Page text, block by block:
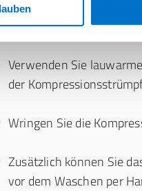
von Hand
Verwenden Sie
der
Wringen Sie die
Zusätzlich können Sie
vor dem Waschen per